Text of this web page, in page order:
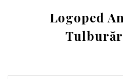
Logoped